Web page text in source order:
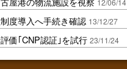
12/06/14
度導入へ手続き確認 13/12/27
価｢CNP認証｣を試行 23/11/24